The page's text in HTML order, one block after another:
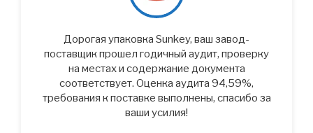
Дорогая упаковка Sunkey, ваш завод-
поставщик прошел годичный аудит, проверку
на местах и ​​содержание документа
соответствует. Оценка аудита 94,59%,
требования к поставке выполнены, спасибо за
ваши усилия!